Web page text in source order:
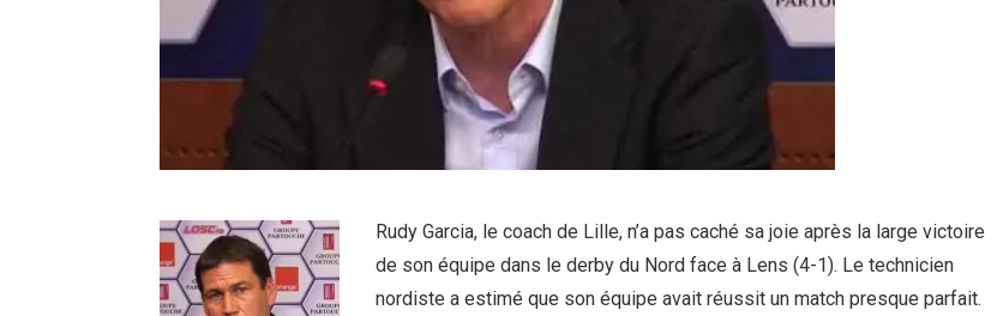
Rudy Garcia, le coach de Lille, n’a pas caché sa joie après la large victoire
de son équipe dans le derby du Nord face à Lens (4-1). Le technicien
nordiste a estimé que son équipe avait réussit un match presque parfait.